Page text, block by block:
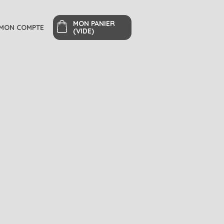
COMPTE
MON PANIER
(VIDE)